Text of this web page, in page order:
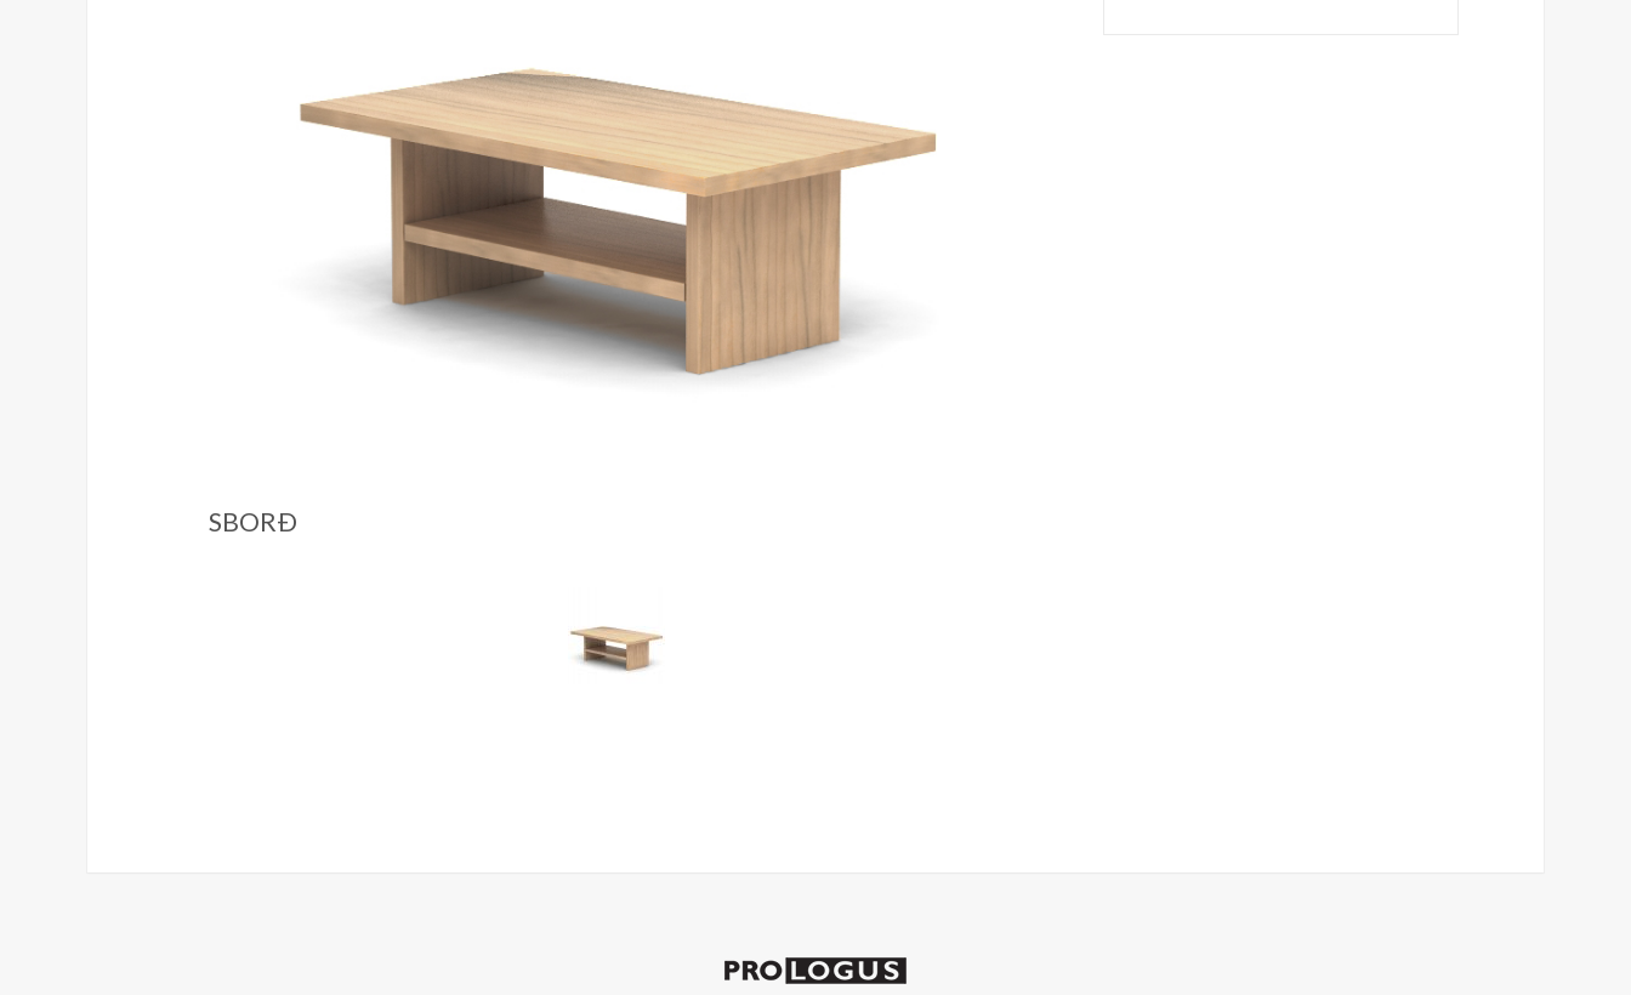
SBORÐ